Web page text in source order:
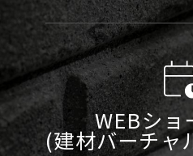
WEBショ
(建材バーチャ